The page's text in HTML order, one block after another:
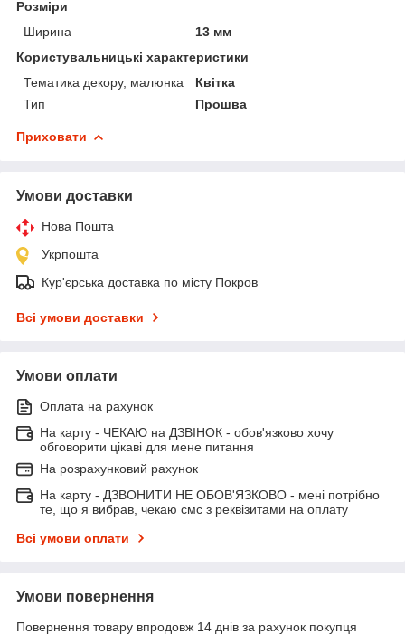
Розміри
Ширина
13 мм
Користувальницькі характеристики
Тематика декору, малюнка
Квітка
Тип
Прошва
Приховати
Умови доставки
Нова Пошта
Укрпошта
Кур'єрська доставка по місту Покров
Всі умови доставки
Умови оплати
Оплата на рахунок
На карту - ЧЕКАЮ на ДЗВІНОК - обов'язково хочу
обговорити цікаві для мене питання
На розрахунковий рахунок
На карту - ДЗВОНИТИ НЕ ОБОВ'ЯЗКОВО - мені потрібно
те, що я вибрав, чекаю смс з реквізитами на оплату
Всі умови оплати
Умови повернення
Повернення товару впродовж 14 днів за рахунок покупця